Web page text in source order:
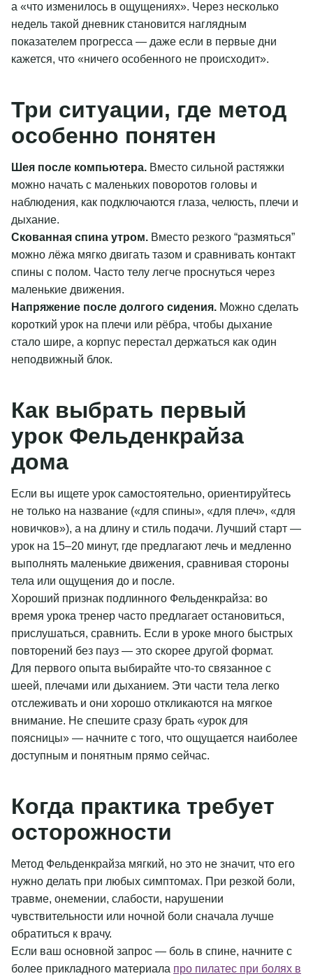
а «что изменилось в ощущениях». Через несколько
недель такой дневник становится наглядным
показателем прогресса — даже если в первые дни
кажется, что «ничего особенного не происходит».
Три ситуации, где метод
особенно понятен
Шея после компьютера. Вместо сильной растяжки
можно начать с маленьких поворотов головы и
наблюдения, как подключаются глаза, челюсть, плечи и
дыхание.
Скованная спина утром. Вместо резкого “размяться”
можно лёжа мягко двигать тазом и сравнивать контакт
спины с полом. Часто телу легче проснуться через
маленькие движения.
Напряжение после долгого сидения. Можно сделать
короткий урок на плечи или рёбра, чтобы дыхание
стало шире, а корпус перестал держаться как один
неподвижный блок.
Как выбрать первый
урок Фельденкрайза
дома
Если вы ищете урок самостоятельно, ориентируйтесь
не только на название («для спины», «для плеч», «для
новичков»), а на длину и стиль подачи. Лучший старт —
урок на 15–20 минут, где предлагают лечь и медленно
выполнять маленькие движения, сравнивая стороны
тела или ощущения до и после.
Хороший признак подлинного Фельденкрайза: во
время урока тренер часто предлагает остановиться,
прислушаться, сравнить. Если в уроке много быстрых
повторений без пауз — это скорее другой формат.
Для первого опыта выбирайте что-то связанное с
шеей, плечами или дыханием. Эти части тела легко
отслеживать и они хорошо откликаются на мягкое
внимание. Не спешите сразу брать «урок для
поясницы» — начните с того, что ощущается наиболее
доступным и понятным прямо сейчас.
Когда практика требует
осторожности
Метод Фельденкрайза мягкий, но это не значит, что его
нужно делать при любых симптомах. При резкой боли,
травме, онемении, слабости, нарушении
чувствительности или ночной боли сначала лучше
обратиться к врачу.
Если ваш основной запрос — боль в спине, начните с
более прикладного материала про пилатес при болях в